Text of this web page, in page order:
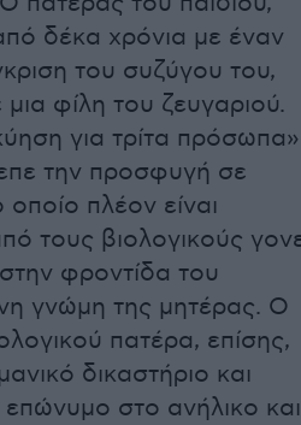
δέκα χρόνια με έναν
του συζύγου του,
φίλη του ζευγαριού.
για τρίτα
την προσφυγή σε
οποίο πλέον είναι
τους βιολογικούς
φροντίδα του
γνώμη της μητέρας. Ο
πατέρα, επίσης,
δικαστήριο και
στο ανήλικο και